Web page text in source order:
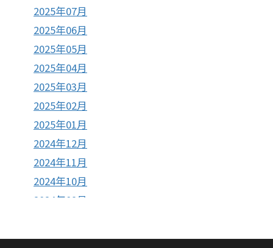
2025年07月
2025年06月
2025年05月
2025年04月
2025年03月
2025年02月
2025年01月
2024年12月
2024年11月
2024年10月
2024年09月
2024年07月